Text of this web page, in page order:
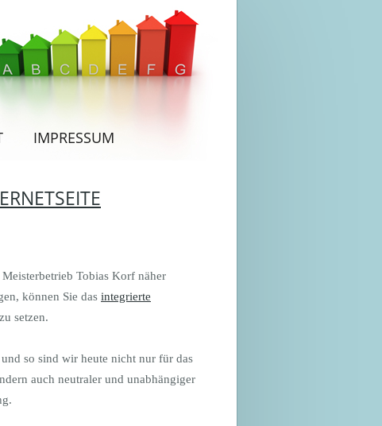
IMPRESSUM
Tobias Korf näher
können Sie das integrierte
setzen.
so sind wir heute nicht nur für das
auch neutraler und unabhängiger